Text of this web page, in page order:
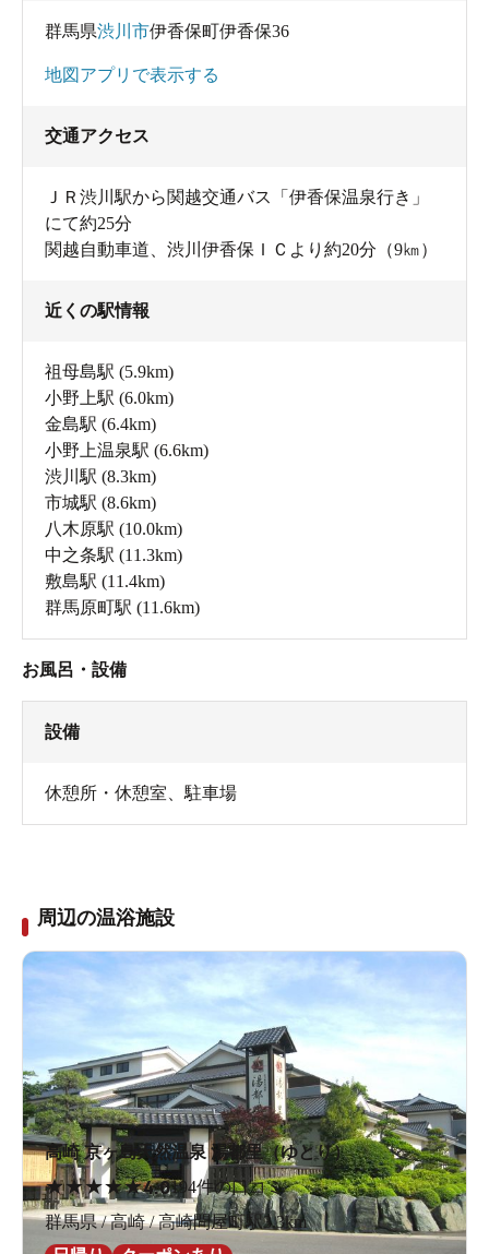
群馬県渋川市伊香保町伊香保36
地図アプリで表示する
交通アクセス
ＪＲ渋川駅から関越交通バス「伊香保温泉行き」
にて約25分
関越自動車道、渋川伊香保ＩＣより約20分（9㎞）
近くの駅情報
祖母島駅 (5.9km)
小野上駅 (6.0km)
金島駅 (6.4km)
小野上温泉駅 (6.6km)
渋川駅 (8.3km)
市城駅 (8.6km)
八木原駅 (10.0km)
中之条駅 (11.3km)
敷島駅 (11.4km)
群馬原町駅 (11.6km)
お風呂・設備
設備
休憩所・休憩室 駐車場
周辺の温浴施設
高崎 京ヶ島天然温泉 湯都里（ゆとり）
★★★★★4.0194件の口コミ
群馬県 / 高崎 / 高崎問屋町駅3.3km